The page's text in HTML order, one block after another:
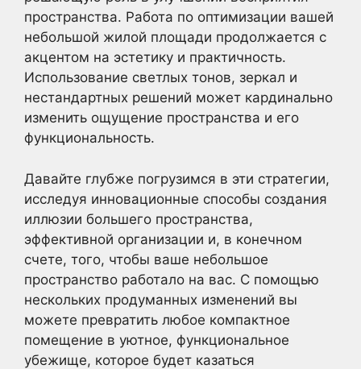
пространства. Работа по оптимизации вашей
небольшой жилой площади продолжается с
акцентом на эстетику и практичность.
Использование светлых тонов, зеркал и
нестандартных решений может кардинально
изменить ощущение пространства и его
функциональность.
Давайте глубже погрузимся в эти стратегии,
исследуя инновационные способы создания
иллюзии большего пространства,
эффективной организации и, в конечном
счете, того, чтобы ваше небольшое
пространство работало на вас. С помощью
нескольких продуманных изменений вы
можете превратить любое компактное
помещение в уютное, функциональное
убежище, которое будет казаться